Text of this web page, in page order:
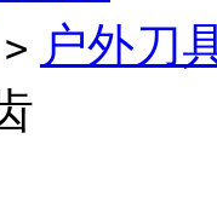
> 户外刀